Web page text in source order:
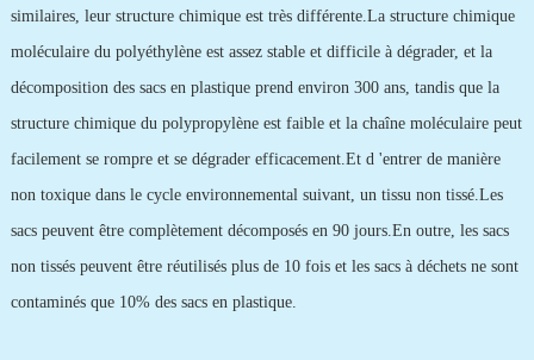
similaires, leur structure chimique est très différente.La structure chimique
moléculaire du polyéthylène est assez stable et difficile à dégrader, et la
décomposition des sacs en plastique prend environ 300 ans, tandis que la
structure chimique du polypropylène est faible et la chaîne moléculaire peut
facilement se rompre et se dégrader efficacement.Et d 'entrer de manière
non toxique dans le cycle environnemental suivant, un tissu non tissé.Les
sacs peuvent être complètement décomposés en 90 jours.En outre, les sacs
non tissés peuvent être réutilisés plus de 10 fois et les sacs à déchets ne sont
contaminés que 10% des sacs en plastique.